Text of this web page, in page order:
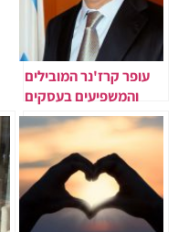
עופר קרז'נר המובילים
והמשפיעים בעסקים